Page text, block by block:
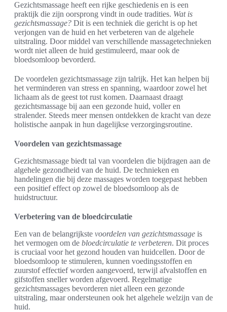
Gezichtsmassage heeft een rijke geschiedenis en is een
praktijk die zijn oorsprong vindt in oude tradities. Wat is
gezichtsmassage? Dit is een techniek die gericht is op het
verjongen van de huid en het verbeteren van de algehele
uitstraling. Door middel van verschillende massagetechnieken
wordt niet alleen de huid gestimuleerd, maar ook de
bloedsomloop bevorderd.
De voordelen gezichtsmassage zijn talrijk. Het kan helpen bij
het verminderen van stress en spanning, waardoor zowel het
lichaam als de geest tot rust komen. Daarnaast draagt
gezichtsmassage bij aan een gezonde huid, voller en
stralender. Steeds meer mensen ontdekken de kracht van deze
holistische aanpak in hun dagelijkse verzorgingsroutine.
Voordelen van gezichtsmassage
Gezichtsmassage biedt tal van voordelen die bijdragen aan de
algehele gezondheid van de huid. De technieken en
handelingen die bij deze massages worden toegepast hebben
een positief effect op zowel de bloedsomloop als de
huidstructuur.
Verbetering van de bloedcirculatie
Een van de belangrijkste voordelen van gezichtsmassage is
het vermogen om de bloedcirculatie te verbeteren. Dit proces
is cruciaal voor het gezond houden van huidcellen. Door de
bloedsomloop te stimuleren, kunnen voedingsstoffen en
zuurstof effectief worden aangevoerd, terwijl afvalstoffen en
gifstoffen sneller worden afgevoerd. Regelmatige
gezichtsmassages bevorderen niet alleen een gezonde
uitstraling, maar ondersteunen ook het algehele welzijn van de
huid.